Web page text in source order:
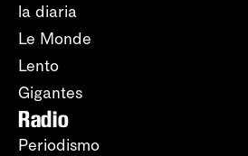
la diaria
Le Monde
Lento
Gigantes
Radio
Periodismo